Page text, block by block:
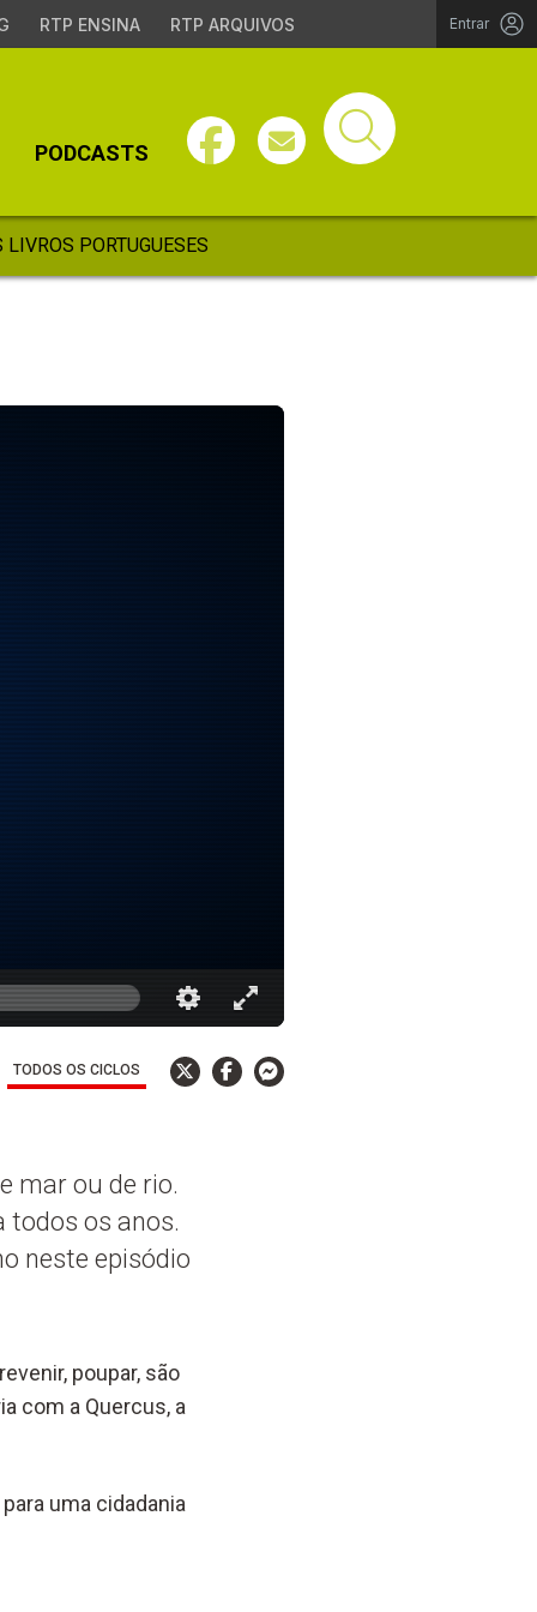
RTP ENSINA RTP ARQUIVOS Entrar
PODCASTS
LIVROS PORTUGUESES
TODOS OS CICLOS
mar ou de rio.
todos os anos.
neste episódio
poupar, são
com a Quercus, a
uma cidadania